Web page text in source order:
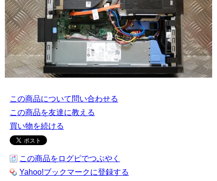
この商品について問い合わせる
この商品を友達に教える
買い物を続ける
この商品をログピでつぶやく
Yahoo!ブックマークに登録する